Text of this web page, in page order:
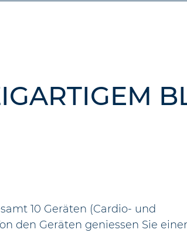
10 Geräten (Cardio- und
den Geräten geniessen Sie